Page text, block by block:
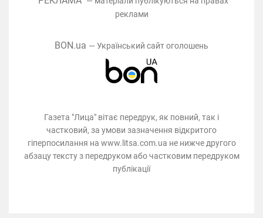
реклами
BON.ua — Український сайт оголошень
Газета "Лица" вітає передрук, як повний, так і
частковий, за умови зазначення відкритого
гіперпосилання на www.litsa.com.ua не нижче другого
абзацу тексту з передруком або частковим передруком
публікації